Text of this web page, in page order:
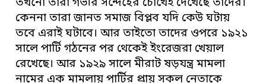
তখনো তারা গভীর সন্দেহের চোখেই দেখেছে তাদের।
কেননা তারা জানত সমাজ বিপ্লব যদি কেউ ঘটায়
তবে এরাই ঘটাবে। আর তাইতো তাদের ওপরে ১৯২১
সালে পার্টি গঠনের পর থেকেই ইংরেজরা খেয়াল
রেখেছে। আর ১৯২৯ সালে মীরাট ষড়যন্ত্র মামলা
নামের এক মামলায় পার্টির প্রায় সকল নেতাকে